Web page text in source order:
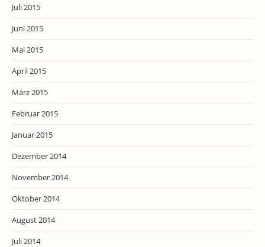
Juli 2015
Juni 2015
Mai 2015
April 2015
März 2015
Februar 2015
Januar 2015
Dezember 2014
November 2014
Oktober 2014
August 2014
Juli 2014